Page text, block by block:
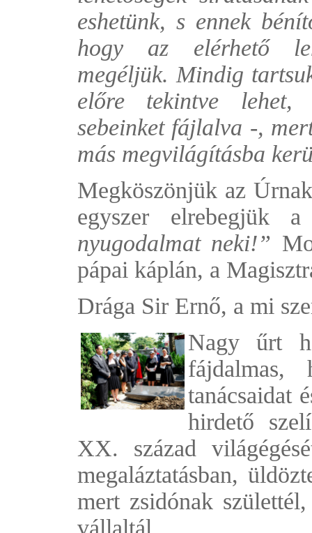
eshetünk, s ennek
hogy az elérhető
megéljük. Mindig
előre tekintve lehet,
sebeinket fájlalva -,
más megvilágításba
Megköszönjük az
egyszer elrebegjük
nyugodalmat neki!”
pápai káplán, a
Drága Sir Ernő, a mi
Nagy űrt
tanácsaidat
hirdető
XX. század
megaláztatásban,
mert zsidónak
vállaltál.